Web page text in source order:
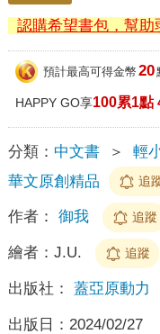
認購希望書包，幫助
預計最高可得金幣 20
HAPPY GO享100累1點
分類： 中文書 ＞ 輕
華文原創精品
追
作者： 御我 追蹤
繪者： J.U. 追蹤
出版社： 蓋亞原動力
出版日： 2024/02/27